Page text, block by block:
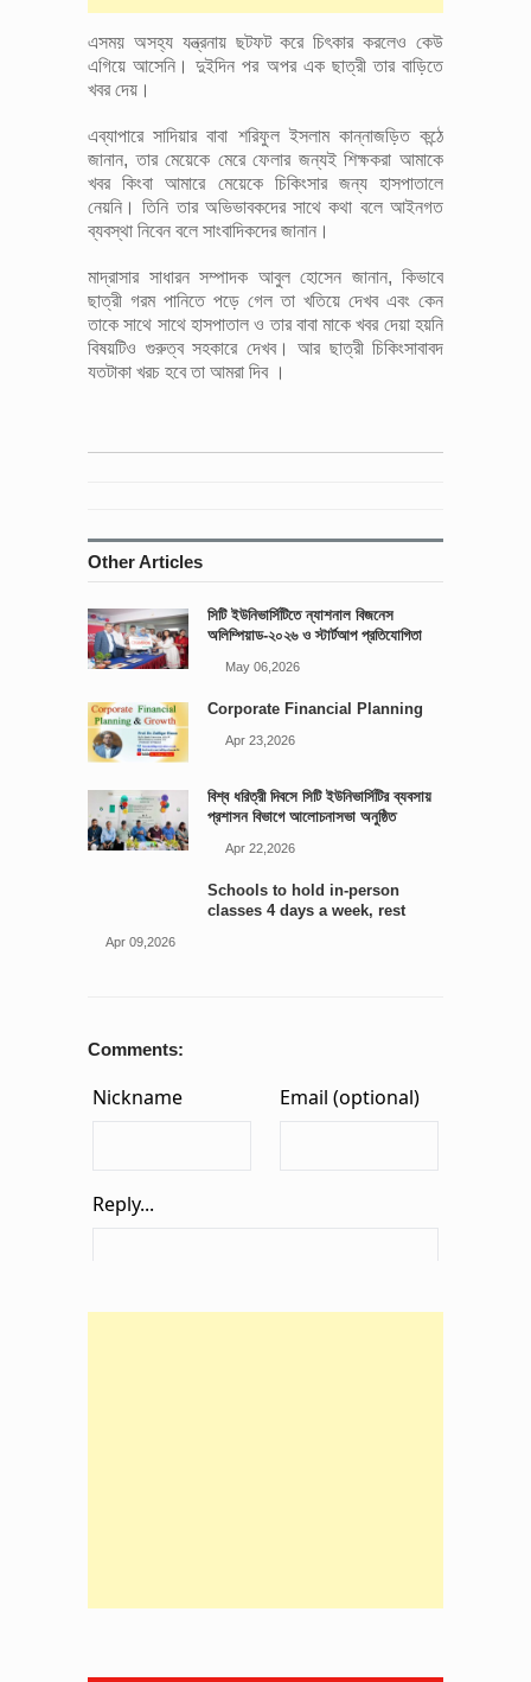
এসময় অসহ্য যন্ত্রনায় ছটফট করে চিৎকার করলেও কেউ
এগিয়ে আসেনি। দুইদিন পর অপর এক ছাত্রী তার বাড়িতে
খবর দেয়।
এব্যাপারে সাদিয়ার বাবা শরিফুল ইসলাম কান্নাজড়িত কন্ঠে
জানান, তার মেয়েকে মেরে ফেলার জন্যই শিক্ষকরা আমাকে
খবর কিংবা আমারে মেয়েকে চিকিংসার জন্য হাসপাতালে
নেয়নি। তিনি তার অভিভাবকদের সাথে কথা বলে আইনগত
ব্যবস্থা নিবেন বলে সাংবাদিকদের জানান।
মাদ্রাসার সাধারন সম্পাদক আবুল হোসেন জানান, কিভাবে
ছাত্রী গরম পানিতে পড়ে গেল তা খতিয়ে দেখব এবং কেন
তাকে সাথে সাথে হাসপাতাল ও তার বাবা মাকে খবর দেয়া হয়নি
বিষয়টিও গুরুত্ব সহকারে দেখব। আর ছাত্রী চিকিংসাবাবদ
যতটাকা খরচ হবে তা আমরা দিব ।
Other Articles
সিটি ইউনিভার্সিটিতে ন্যাশনাল বিজনেস
অলিম্পিয়াড-২০২৬ ও স্টার্টআপ প্রতিযোগিতা
May 06,2026
Corporate Financial Planning
Apr 23,2026
বিশ্ব ধরিত্রী দিবসে সিটি ইউনিভার্সিটির ব্যবসায়
প্রশাসন বিভাগে আলোচনাসভা অনুষ্ঠিত
Apr 22,2026
Schools to hold in-person
classes 4 days a week, rest
Apr 09,2026
Comments: